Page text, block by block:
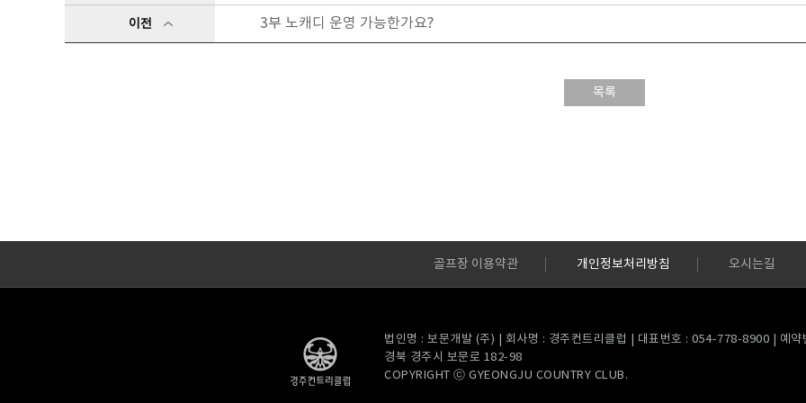
이전 3부 노캐디 운영 가능한가요?
목록
골프장 이용약관 개인정보처리방침 오시는길
법인명 : 보문개발 (주) | 회사명 : 경주컨트리클럽 | 대표번호 : 054-778-8900 | 예
경북 경주시 보문로 182-98
COPYRIGHT ⓒ GYEONGJU COUNTRY CLUB.